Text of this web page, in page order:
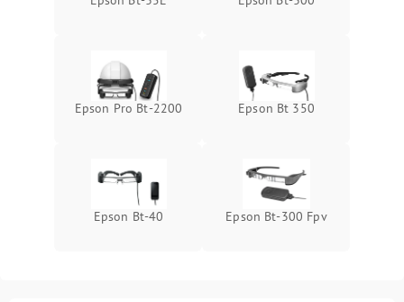
Epson Pro Bt-2200 Epson Bt 350
Epson Bt-40 Epson Bt-300 Fpv